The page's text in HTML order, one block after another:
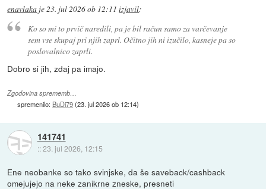
enavlaka je23. jul 2026 ob 12:11 izjavil:
Ko so mi to prvič naredili, pa je bil račun samo za varčevanje
sem vse skupaj pri njih zaprl. Očitno jih ni izučilo, kasneje pa so
poslovalnico zaprli.
Dobro si jih, zdaj pa imajo.
Zgodovina sprememb…
spremenilo: BuDi79(23. jul 2026 ob 12:14)
141741
::23. jul 2026, 12:15
Ene neobanke so tako svinjske, da še saveback/cashback
omejujejo na neke zanikrne zneske, presneti